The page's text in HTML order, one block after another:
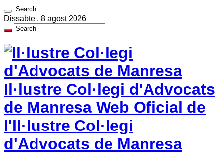
Dissabte , 8 agost 2026
Il·lustre Col·legi d'Advocats
de Manresa Web Oficial de
l'Il·lustre Col·legi
d'Advocats de Manresa